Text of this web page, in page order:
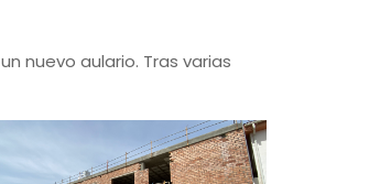
nuevo aulario. Tras varias